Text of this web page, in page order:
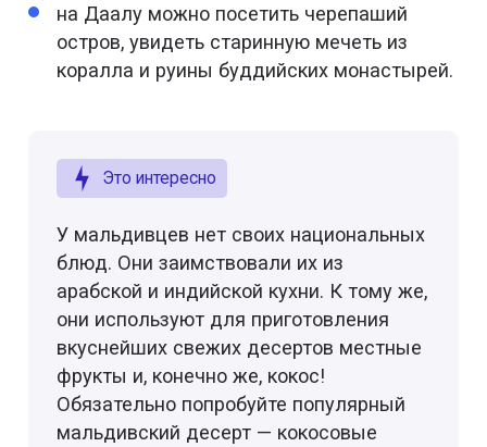
на Даалу можно посетить черепаший
остров, увидеть старинную мечеть из
коралла и руины буддийских монастырей.
Это интересно
У мальдивцев нет своих национальных
блюд. Они заимствовали их из
арабской и индийской кухни. К тому же,
они используют для приготовления
вкуснейших свежих десертов местные
фрукты и, конечно же, кокос!
Обязательно попробуйте популярный
мальдивский десерт — кокосовые